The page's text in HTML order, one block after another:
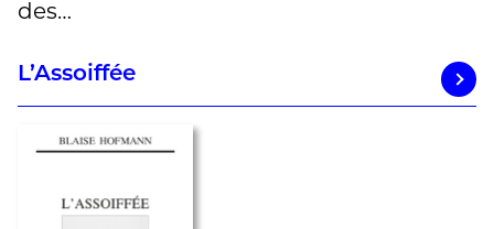
des…
L’Assoiffée